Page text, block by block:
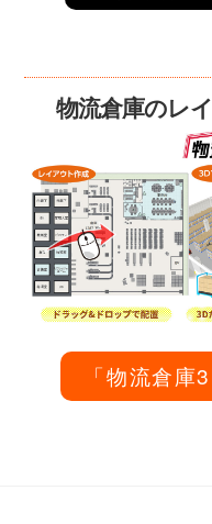
物流倉庫のレ
「物流倉庫